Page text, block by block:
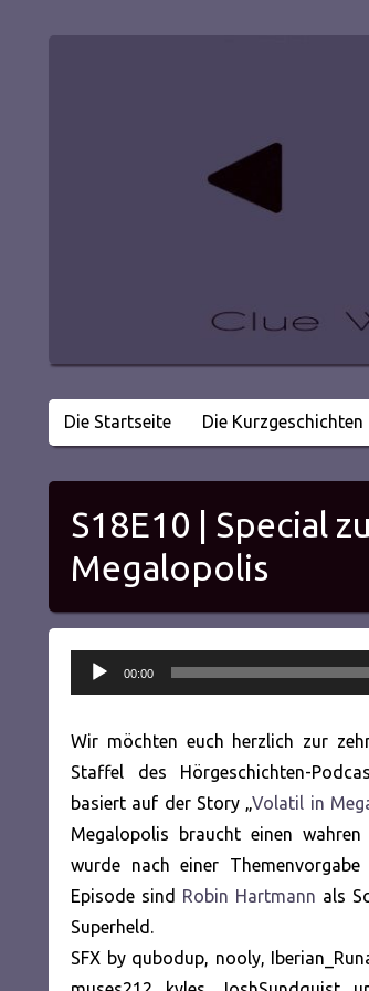
Clue Writing
Die Startseite Die Kurzgeschichten
S18E10 | Special
Megalopolis
Audio-
Player
00:00
Wir möchten euch herzlich zur
Staffel des Hörgeschichten-
basiert auf der Story „Volatil in
Megalopolis braucht einen wahren
wurde nach einer
Episode sind Robin Hartmann als
Superheld.
SFX by qubodup, nooly,